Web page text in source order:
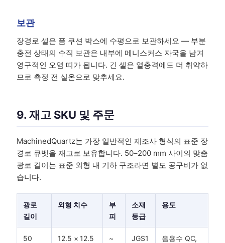
보관
장경로 셀은 폼 쿠션 박스에 수평으로 보관하세요 — 부분
충전 상태의 수직 보관은 내부에 메니스커스 자국을 남겨
영구적인 오염 띠가 됩니다. 긴 셀은 열충격에도 더 취약하
므로 측정 전 실온으로 맞추세요.
9. 재고 SKU 및 주문
MachinedQuartz는 가장 일반적인 제조사 형식의 표준 장
경로 큐벳을 재고로 보유합니다. 50–200 mm 사이의 맞춤
광로 길이는 표준 외형 내 기하 구조라면 별도 공구비가 없
습니다.
광로
길이
외형 치수
부
피
소재
등급
용도
50
12.5 × 12.5
~
JGS1
음용수 QC,